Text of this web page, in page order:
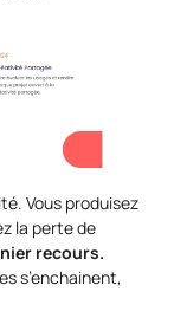
Vous produisez
la perte de
recours.
s’enchainent,